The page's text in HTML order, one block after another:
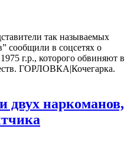
так называемых
сообщили в соцсетях о
г.р., которого обвиняют в
ГОРЛОВКА|Кочегарка.
двух наркоманов,